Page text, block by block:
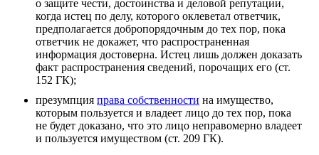
о защите чести, достоинства и деловой репутации,
когда истец по делу, которого оклеветал ответчик,
предполагается добропорядочным до тех пор, пока
ответчик не докажет, что распространенная
информация достоверна. Истец лишь должен доказать
факт распространения сведений, порочащих его (ст.
152 ГК);
презумпция права собственности на имущество,
которым пользуется и владеет лицо до тех пор, пока
не будет доказано, что это лицо неправомерно владеет
и пользуется имуществом (ст. 209 ГК).